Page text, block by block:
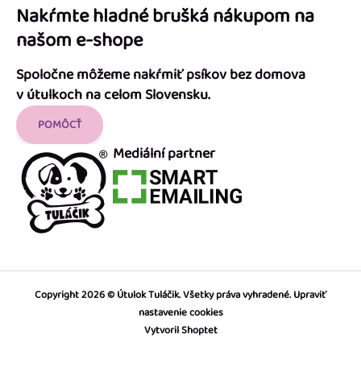
Nakŕmte hladné brušká nákupom na
našom e-shope
Spoločne môžeme nakŕmiť psíkov bez domova
v útulkoch na celom Slovensku.
POMÔCŤ
Mediální partner
Vytvoril Shoptet
Copyright 2026 Útulok Tuláčik. Všetky práva vyhradené.Upraviť
nastavenie cookies